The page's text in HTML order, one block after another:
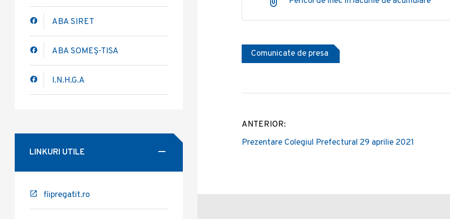
Comunicate de presa
Post
navigation
ANTERIOR:
Prezentare Colegiul Prefectural 29 aprilie 2021
ABA SIRET
ABA SOMEȘ-TISA
I.N.H.G.A
LINKURI UTILE
fiipregatit.ro